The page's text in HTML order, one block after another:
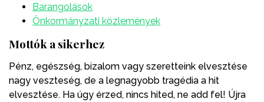
Barangolások
Önkormányzati közlemények
Mottók a sikerhez
Pénz, egészség, bizalom vagy szeretteink elvesztése
nagy veszteség, de a legnagyobb tragédia a hit
elvesztése. Ha úgy érzed, nincs hited, ne add fel! Újra